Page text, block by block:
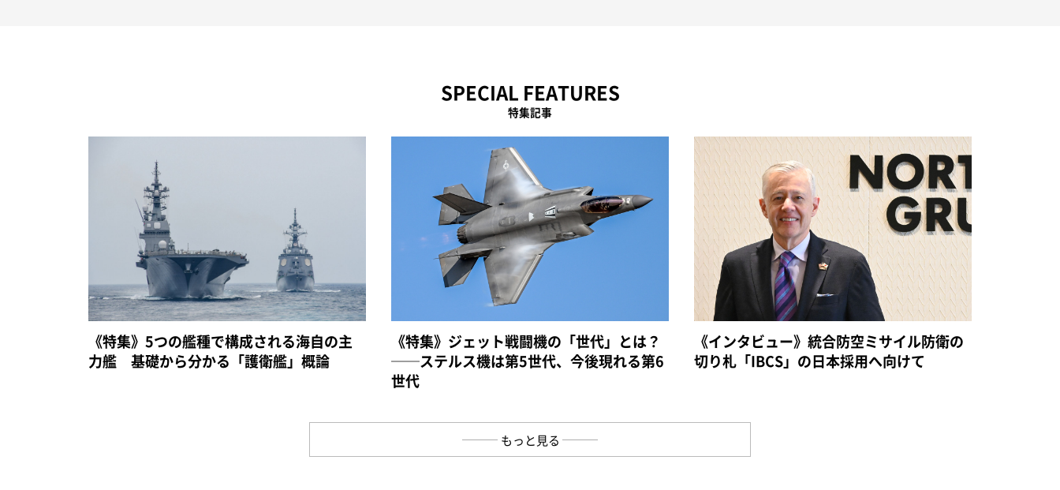
SPECIAL FEATURES
特集記事
《特集》5つの艦種で構成される海自の主
力艦 基礎から分かる「護衛艦」概論
《特集》ジェット戦闘機の「世代」とは？
──ステルス機は第5世代、今後現れる第6
世代
《インタビュー》統合防空ミサイル防衛の
切り札「IBCS」の日本採用へ向けて
もっと見る